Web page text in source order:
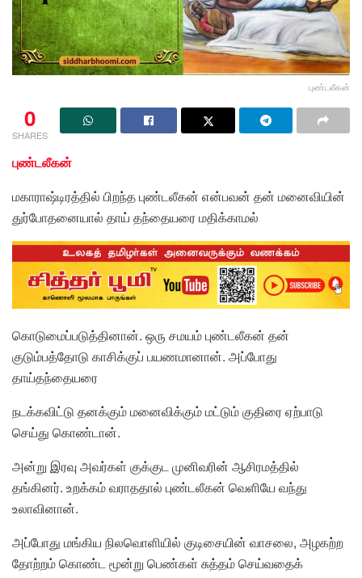
புண்டலீகன்
0
SHARES
புண்டலீகன்
மகாராஷ்டிரத்தில் பிறந்த புண்டலீகன் என்பவன் தன் மனைவியின்
துர்போதனையால் தாய் தந்தையரை மதிக்காமல்
கொடுமைப்படுத்தினான். ஒரு சமயம் புண்டலீகன் தன்
குடும்பத்தோடு காசிக்குப் பயணமானான். அப்போது
தாய்தந்தையரை
நடக்கவிட்டு தனக்கும் மனைவிக்கும் மட்டும் குதிரை ஏற்பாடு
செய்து கொண்டான்.
அன்று இரவு அவர்கள் குக்குட முனிவரின் ஆசிரமத்தில்
தங்கினர். உறக்கம் வராததால் புண்டலீகன் வெளியே வந்து
உலாவினான்.
அப்போது மங்கிய நிலவொளியில் குடிசையின் வாசலை, அழகற்ற
தோற்றம் கொண்ட மூன்று பெண்கள் சுத்தம் செய்வதைக்